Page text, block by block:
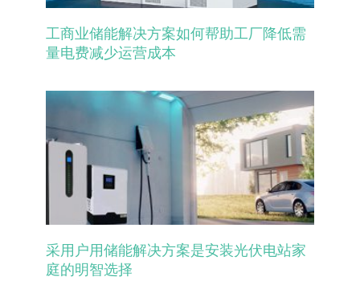
工商业储能解决方案如何帮助工厂降低需
量电费减少运营成本
采用户用储能解决方案是安装光伏电站家
庭的明智选择